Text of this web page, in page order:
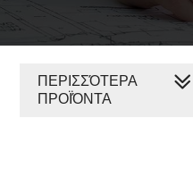
ΠΕΡΙΣΣΌΤΕΡΑ
ΠΡΟΪΌΝΤΑ